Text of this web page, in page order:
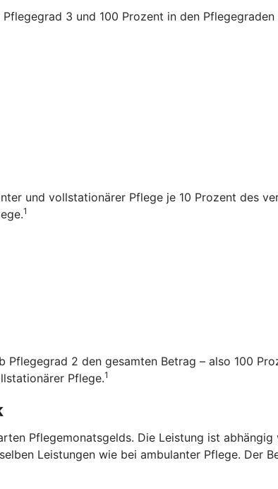
3 und 100 Prozent in den
und vollstationärer Pflege je 10 Prozent des
1
2 den gesamten Betrag – also 100
Pflege.1
Pflegemonatsgelds. Die Leistung ist
Leistungen wie bei ambulanter Pflege. Der